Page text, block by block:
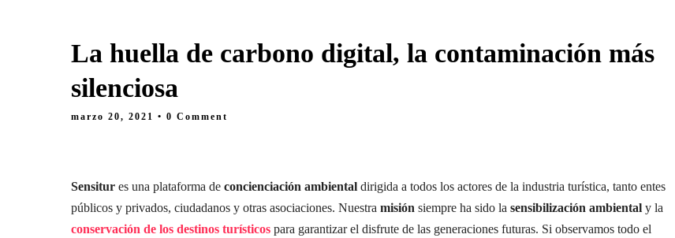
La huella de carbono digital, la contaminación más
silenciosa
marzo 20, 2021 • 0 Comment
Sensitur es una plataforma de concienciación ambiental dirigida a todos los actores de la industria turística, tanto entes
públicos y privados, ciudadanos y otras asociaciones. Nuestra misión siempre ha sido la sensibilización ambiental y la
conservación de los destinos turísticos para garantizar el disfrute de las generaciones futuras. Si observamos todo el